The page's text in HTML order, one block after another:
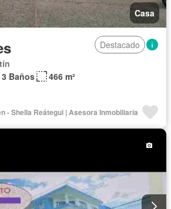
Casa
Destacado
3 Baños
466 m²
- Shella Reátegui | Asesora Inmobiliaria